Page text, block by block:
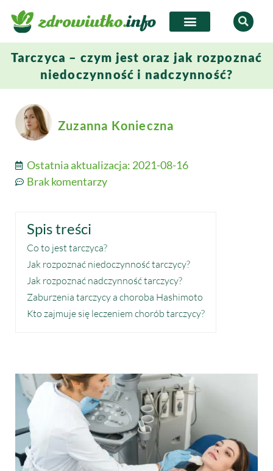
Tarczyca – czym jest oraz jak rozpoznać
niedoczynność i nadczynność?
Zuzanna Konieczna
Ostatnia aktualizacja: 2021-08-16
Brak komentarzy
Spis treści
Co to jest tarczyca?
Jak rozpoznać niedoczynność tarczycy?
Jak rozpoznać nadczynność tarczycy?
Zaburzenia tarczycy a choroba Hashimoto
Kto zajmuje się leczeniem chorób tarczycy?